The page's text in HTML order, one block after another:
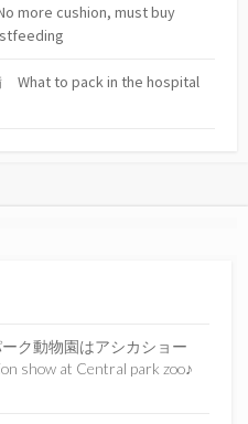
more cushion, must buy
What to pack in the hospital
ク動物園はアシカショー
show at Central park zoo♪